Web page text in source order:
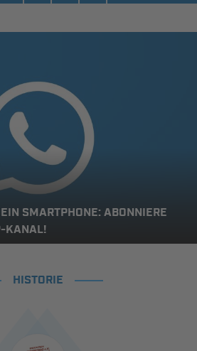
SMARTPHONE: ABONNIERE
KANAL!
HISTORIE